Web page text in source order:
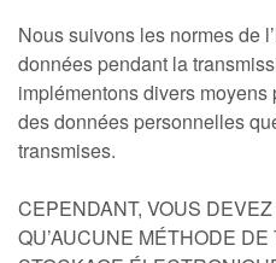
Nous suivons les normes de
données pendant la
implémentons divers
des données personnelles
transmises.
CEPENDANT, VOUS
QU’AUCUNE MÉTHODE